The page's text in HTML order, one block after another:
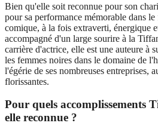
Bien qu'elle soit reconnue pour son
pour sa performance mémorable dans
comique, à la fois extraverti, énergique
accompagné d'un large sourire à la
carrière d'actrice, elle est une auteure à
les femmes noires dans le domaine de
l'égérie de ses nombreuses entreprises,
florissantes.
Pour quels accomplissements
elle reconnue ?